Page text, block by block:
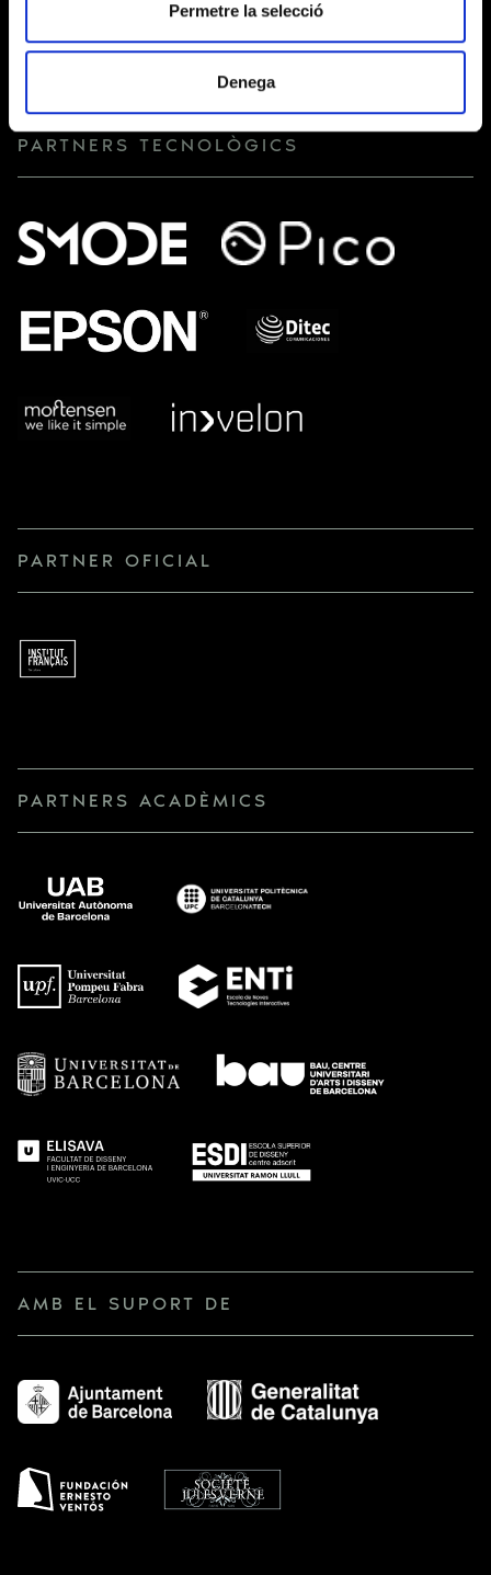
Permetre la selecció
Denega
PARTNERS TECNOLÒGICS
PARTNER OFICIAL
PARTNERS ACADÈMICS
AMB EL SUPORT DE